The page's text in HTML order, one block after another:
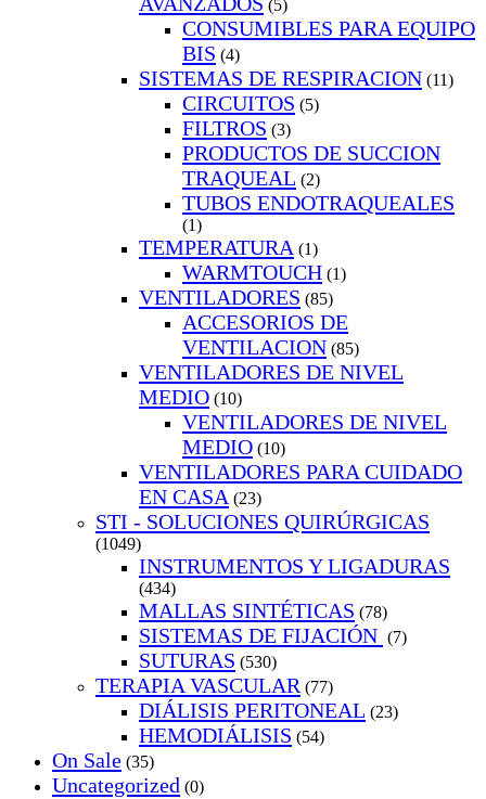
(5)
CONSUMIBLES PARA EQUIPO
BIS (4)
SISTEMAS DE RESPIRACION (11)
CIRCUITOS (5)
FILTROS (3)
PRODUCTOS DE SUCCION
TRAQUEAL (2)
TUBOS ENDOTRAQUEALES
(1)
TEMPERATURA (1)
WARMTOUCH (1)
VENTILADORES (85)
ACCESORIOS DE
VENTILACION (85)
VENTILADORES DE NIVEL
MEDIO (10)
VENTILADORES DE NIVEL
MEDIO (10)
VENTILADORES PARA CUIDADO
EN CASA (23)
STI - SOLUCIONES QUIRÚRGICAS
(1049)
INSTRUMENTOS Y LIGADURAS
(434)
MALLAS SINTÉTICAS (78)
SISTEMAS DE FIJACIÓN (7)
SUTURAS (530)
TERAPIA VASCULAR (77)
DIÁLISIS PERITONEAL (23)
HEMODIÁLISIS (54)
On Sale (35)
Uncategorized (0)